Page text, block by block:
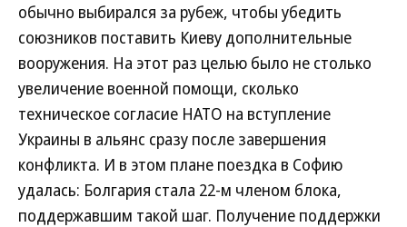
обычно выбирался за рубеж, чтобы убедить
союзников поставить Киеву дополнительные
вооружения. На этот раз целью было не столько
увеличение военной помощи, сколько
техническое согласие НАТО на вступление
Украины в альянс сразу после завершения
конфликта. И в этом плане поездка в Софию
удалась: Болгария стала 22-м членом блока,
поддержавшим такой шаг. Получение поддержки